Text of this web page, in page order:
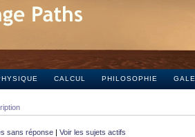
CALCUL PHILOSOPHIE
sans réponse | Voir les sujets actifs